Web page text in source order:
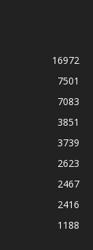
16972
7501
7083
3851
3739
2623
2467
2416
1188